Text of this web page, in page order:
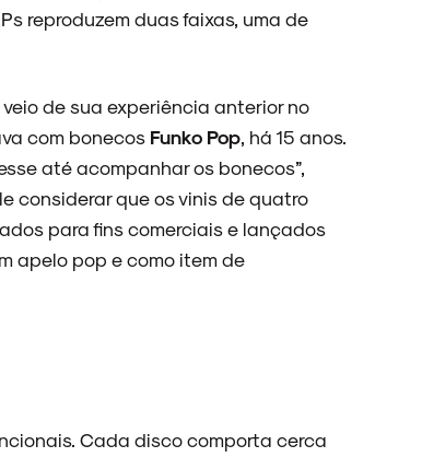
reproduzem duas faixas, uma de
de sua experiência anterior no
com bonecos Funko Pop , há 15 anos.
até acompanhar os bonecos”,
considerar que os vinis de quatro
para fins comerciais e lançados
apelo pop e como item de
Cada disco comporta cerca